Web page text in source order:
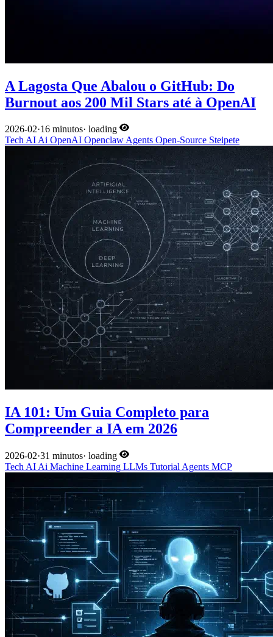
A Lagosta Que Abalou o GitHub: Do
Burnout aos 200 Mil Stars até à OpenAI
2026-02·16 minutos· loading
TechAIAi OpenAI OpenclawAgents Open-Source Steipete
IA 101: Um Guia Completo para
Compreender a IA em 2026
2026-02·31 minutos· loading
Tech AI Ai Machine Learning LLMs Tutorial Agents MCP